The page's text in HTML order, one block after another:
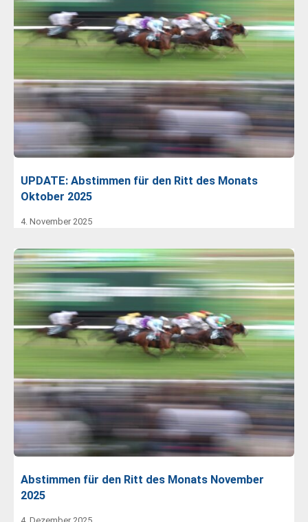
UPDATE: Abstimmen für den Ritt des Monats
Oktober 2025
4. November 2025
Abstimmen für den Ritt des Monats November
2025